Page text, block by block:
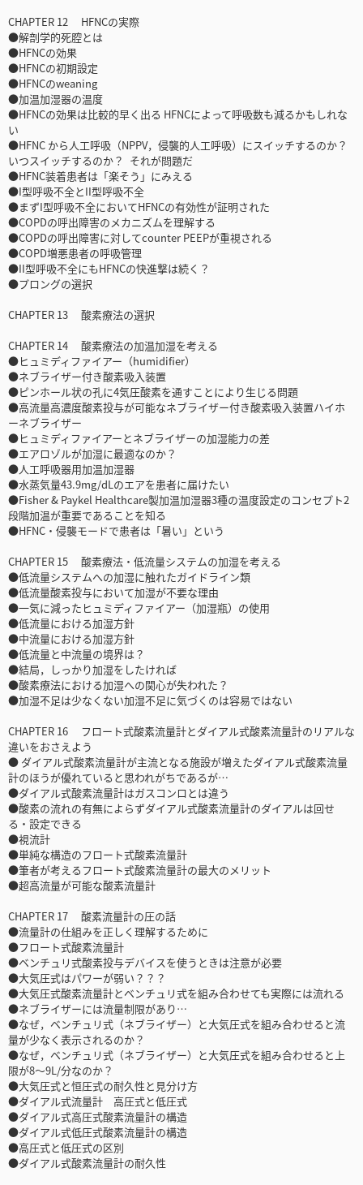
CHAPTER 12 HFNCの実際
●解剖学的死腔とは
●HFNCの効果
●HFNCの初期設定
●HFNCのweaning
●加温加湿器の温度
●HFNCの効果は比較的早く出る HFNCによって呼吸数も減るかもしれな
い
●HFNC から人工呼吸（NPPV，侵襲的人工呼吸）にスイッチするのか？
いつスイッチするのか？ それが問題だ
●HFNC装着患者は「楽そう」にみえる
●I型呼吸不全とII型呼吸不全
●まずI型呼吸不全においてHFNCの有効性が証明された
●COPDの呼出障害のメカニズムを理解する
●COPDの呼出障害に対してcounter PEEPが重視される
●COPD増悪患者の呼吸管理
●II型呼吸不全にもHFNCの快進撃は続く？
●プロングの選択
CHAPTER 13 酸素療法の選択
CHAPTER 14 酸素療法の加温加湿を考える
●ヒュミディファイアー（humidifier）
●ネブライザー付き酸素吸入装置
●ピンホール状の孔に4気圧酸素を通すことにより生じる問題
●高流量高濃度酸素投与が可能なネブライザー付き酸素吸入装置ハイホ
ーネブライザー
●ヒュミディファイアーとネブライザーの加湿能力の差
●エアロゾルが加湿に最適なのか？
●人工呼吸器用加温加湿器
●水蒸気量43.9mg/dLのエアを患者に届けたい
●Fisher & Paykel Healthcare製加温加湿器3種の温度設定のコンセプト2
段階加温が重要であることを知る
●HFNC・侵襲モードで患者は「暑い」という
CHAPTER 15 酸素療法・低流量システムの加湿を考える
●低流量システムへの加湿に触れたガイドライン類
●低流量酸素投与において加湿が不要な理由
●一気に減ったヒュミディファイアー（加湿瓶）の使用
●低流量における加湿方針
●中流量における加湿方針
●低流量と中流量の境界は？
●結局，しっかり加湿をしたければ
●酸素療法における加湿への関心が失われた？
●加湿不足は少なくない加湿不足に気づくのは容易ではない
CHAPTER 16 フロート式酸素流量計とダイアル式酸素流量計のリアルな
違いをおさえよう
● ダイアル式酸素流量計が主流となる施設が増えたダイアル式酸素流量
計のほうが優れていると思われがちであるが…
●ダイアル式酸素流量計はガスコンロとは違う
●酸素の流れの有無によらずダイアル式酸素流量計のダイアルは回せ
る・設定できる
●視流計
●単純な構造のフロート式酸素流量計
●筆者が考えるフロート式酸素流量計の最大のメリット
●超高流量が可能な酸素流量計
CHAPTER 17 酸素流量計の圧の話
●流量計の仕組みを正しく理解するために
●フロート式酸素流量計
●ベンチュリ式酸素投与デバイスを使うときは注意が必要
●大気圧式はパワーが弱い？？？
●大気圧式酸素流量計とベンチュリ式を組み合わせても実際には流れる
●ネブライザーには流量制限があり…
●なぜ，ベンチュリ式（ネブライザー）と大気圧式を組み合わせると流
量が少なく表示されるのか？
●なぜ，ベンチュリ式（ネブライザー）と大気圧式を組み合わせると上
限が8～9L/分なのか？
●大気圧式と恒圧式の耐久性と見分け方
●ダイアル式流量計 高圧式と低圧式
●ダイアル式高圧式酸素流量計の構造
●ダイアル式低圧式酸素流量計の構造
●高圧式と低圧式の区別
●ダイアル式酸素流量計の耐久性